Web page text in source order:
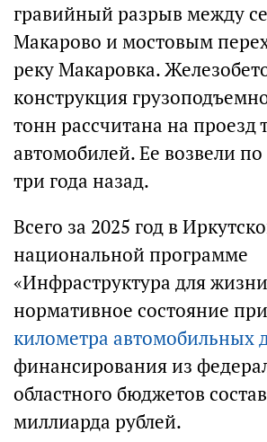
гравийный разрыв между
Макарово и мостовым
реку Макаровка.
конструкция
тонн рассчитана на проезд
автомобилей. Ее возвели
три года назад.
Всего за 2025 год в
национальной программе
«Инфраструктура для
нормативное состояние
километра автомобильных
финансирования из
областного бюджетов
миллиарда рублей.